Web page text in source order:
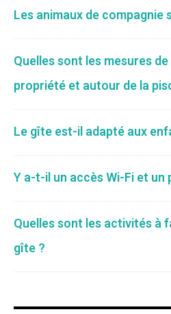
Les animaux de
Quelles sont les mesures
propriété et autour de la
Le gîte est-il adapté aux
Y a-t-il un accès Wi-Fi et un
Quelles sont les activités à
gîte ?